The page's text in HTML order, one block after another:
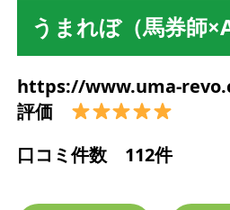
うまれぼ（馬券師
https://www.uma-
評価
口コミ件数 112件